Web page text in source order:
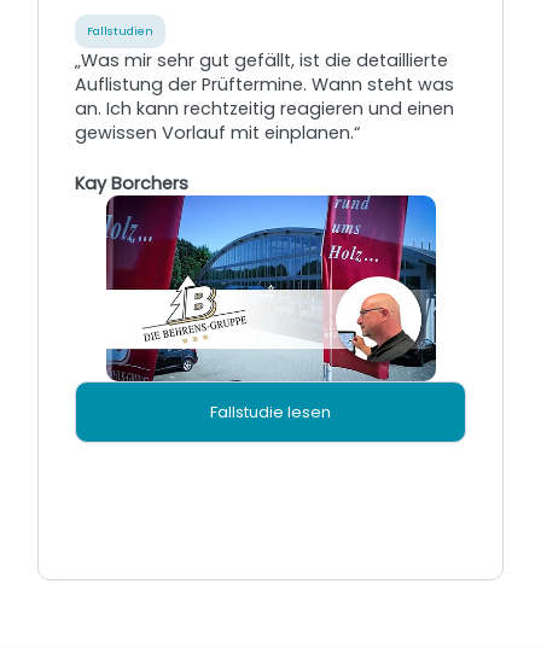
Fallstudien
„Was mir sehr gut gefällt, ist die detaillierte
Auflistung der Prüftermine. Wann steht was
an. Ich kann rechtzeitig reagieren und einen
gewissen Vorlauf mit einplanen.“
Kay Borchers
Fallstudie lesen